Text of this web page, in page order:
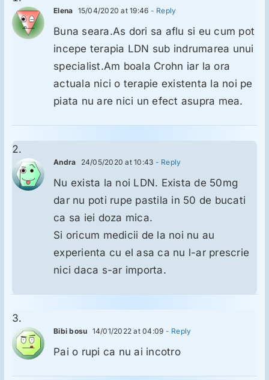
Elena 15/04/2020 at 19:46 - Reply
Buna seara.As dori sa aflu si eu cum pot
incepe terapia LDN sub indrumarea unui
specialist.Am boala Crohn iar la ora
actuala nici o terapie existenta la noi pe
piata nu are nici un efect asupra mea.
Andra 24/05/2020 at 10:43 - Reply
Nu exista la noi LDN. Exista de 50mg
dar nu poti rupe pastila in 50 de bucati
ca sa iei doza mica.
Si oricum medicii de la noi nu au
experienta cu el asa ca nu l-ar prescrie
nici daca s-ar importa.
Bibi bosu 14/01/2022 at 04:09 - Reply
Pai o rupi ca nu ai incotro